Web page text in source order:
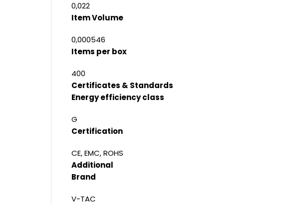
0,022
Item Volume
0,000546
Items per box
400
Certificates & Standards
Energy efficiency class
G
Certification
CE, EMC, ROHS
Additional
Brand
V-TAC